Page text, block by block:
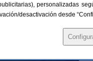
personalizadas
desactivación desde